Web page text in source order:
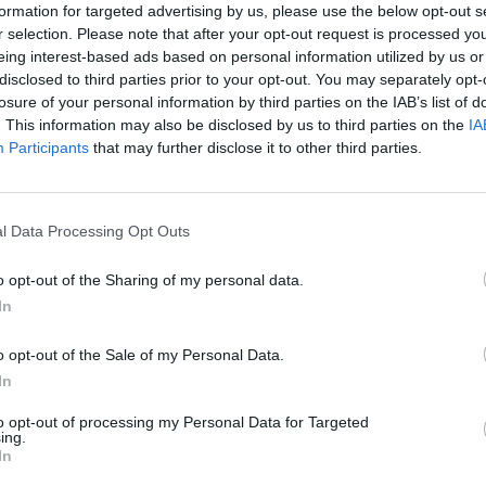
for targeted advertising by us, please use the below opt-out
selection. Please note that after your opt-out request is processed
interest-based ads based on personal information utilized by us
to third parties prior to your opt-out. You may separately
of your personal information by third parties on the IAB’s list of
This information may also be disclosed by us to third parties on the
Participants that may further disclose it to other third parties.
Data Processing Opt Outs
opt-out of the Sharing of my personal data.
opt-out of the Sale of my Personal Data.
opt-out of processing my Personal Data for Targeted
versenyt futnak fejemben. Mert benne vagy
a neved ritmusát visszhangozza.Jól tudom,
egy a fájdalom is, amit maga után hagyott. De
nem sejtettem volna, hogy te velem maradsz.
és elhitetem magammal, lesz majd jobb
szomorú álmaim és megvárom, hogy
túli néma vár, melynek falát nem
és engedem, hogy a homok lassan kiperegjen